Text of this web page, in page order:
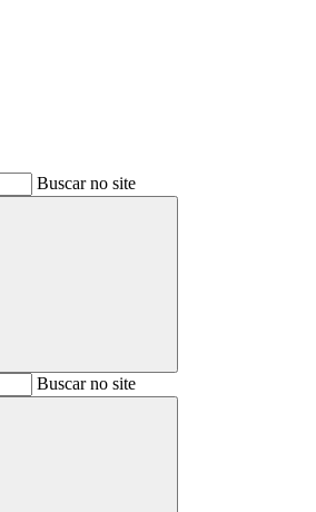
Buscar no site
BuscarBuscar no site